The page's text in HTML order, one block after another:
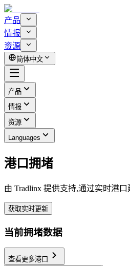
产品
情报
资源
简体中文
产品
情报
资源
Languages
港口拥堵
由 Tradlinx 提供支持,通过实时港
获取实时更新
当前拥堵数据
查看更多港口